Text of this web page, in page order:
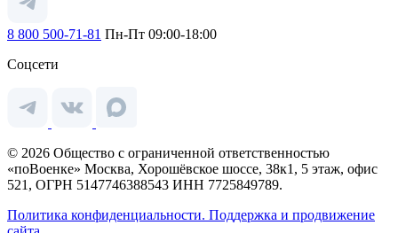
8 800 500-71-81 Пн-Пт 09:00-18:00
Соцсети
© 2026 Общество с ограниченной ответственностью
«поВоенке» Москва, Хорошёвское шоссе, 38к1, 5 этаж, офис
521, ОГРН 5147746388543 ИНН 7725849789.
Политика конфиденциальности. Поддержка и продвижение